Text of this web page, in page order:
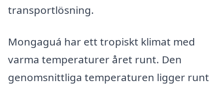
transportlösning.
Mongaguá har ett tropiskt klimat med
varma temperaturer året runt. Den
genomsnittliga temperaturen ligger runt